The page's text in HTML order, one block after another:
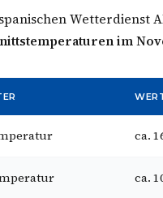
Wetterdienst
im
ca.
ca.